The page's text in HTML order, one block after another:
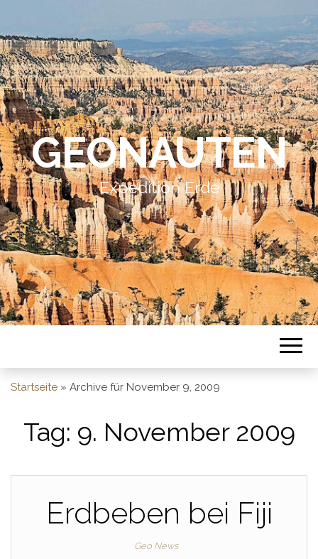
GEONAUTEN
Expedition Erde
Startseite » Archive für November 9, 2009
Tag: 9. November 2009
Erdbeben bei Fiji
Geo News